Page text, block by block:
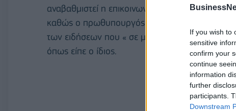
If you wish to
sensitive
confirm your
continue
information
further
participants.
Downstream
αναβαθμιστεί η επικοινωνία και χαρακτήρισε
καθώς ο πρωθυπουργός πέτυχε προσωπικά και
των ειδήσεων που « σε μία ανεπτυγμένη χώρα
όπως είπε ο ίδιος.